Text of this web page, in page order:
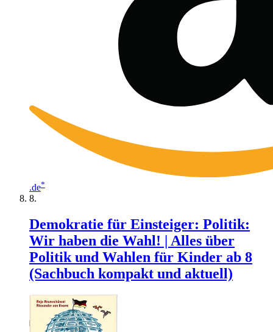
.de*
Demokratie für Einsteiger: Politik:
Wir haben die Wahl! | Alles über
Politik und Wahlen für Kinder ab 8
(Sachbuch kompakt und aktuell)